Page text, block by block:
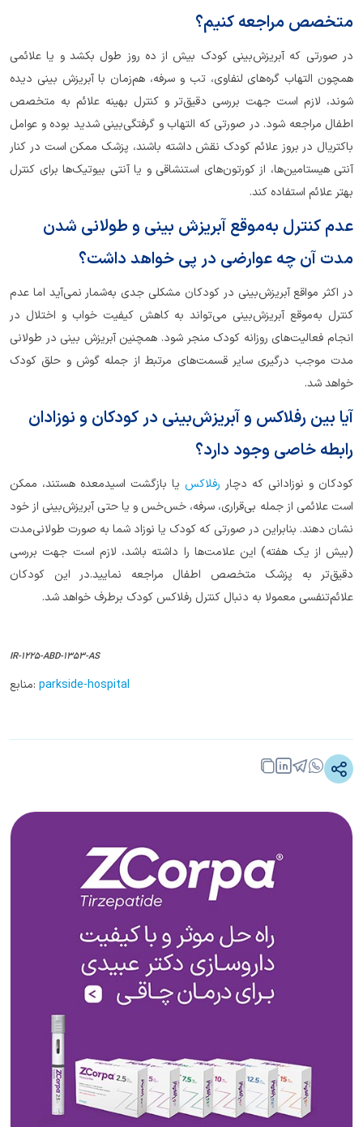
متخصص مراجعه کنیم؟
در صورتی که آبریزش‌بینی کودک بیش از ده روز طول بکشد و یا علائمی
همچون التهاب گره‌های لنفاوی، تب و سرفه، هم‌زمان با آبریزش بینی دیده
شوند، لازم است جهت بررسی دقیق‌تر و کنترل بهینه علائم به متخصص
اطفال مراجعه شود. در صورتی که التهاب و گرفتگی‌بینی شدید بوده و عوامل
باکتریال در بروز علائم کودک نقش داشته باشند، پزشک ممکن است در کنار
آنتی هیستامین‌ها، از کورتون‌های استنشاقی و یا آنتی بیوتیک‌ها برای کنترل
بهتر علائم استفاده کند.
عدم کنترل به‌موقع آبریزش بینی و طولانی شدن
مدت آن چه عوارضی در پی خواهد داشت؟
در اکثر مواقع آبریزش‌بینی در کودکان مشکلی جدی به‌شمار نمی‌آید اما عدم
کنترل به‌موقع آبریزش‌بینی می‌تواند به کاهش کیفیت خواب و اختلال در
انجام فعالیت‌های روزانه کودک منجر شود. همچنین آبریزش بینی در طولانی
مدت موجب درگیری سایر قسمت‌های مرتبط از جمله گوش و حلق کودک
خواهد شد.
آیا بین رفلاکس و آبریزش‌بینی در کودکان و نوزادان
رابطه خاصی وجود دارد؟
کودکان و نوزادانی که دچار رفلاکس یا بازگشت اسید‌معده هستند، ممکن
است علائمی از جمله بی‌قراری، سرفه، خس‌خس و یا حتی آبریزش‌بینی از خود
نشان دهند. بنابراین در صورتی که کودک یا نوزاد شما به صورت طولانی‌مدت
(بیش از یک هفته) این علامت‌ها را داشته باشد، لازم است جهت بررسی
دقیق‌تر به پزشک متخصص اطفال مراجعه نمایید.در این کودکان
علائم‌تنفسی معمولا به دنبال کنترل رفلاکس کودک برطرف خواهد شد.
IR-1225-ABD-1353-AS
منابع: parkside-hospital